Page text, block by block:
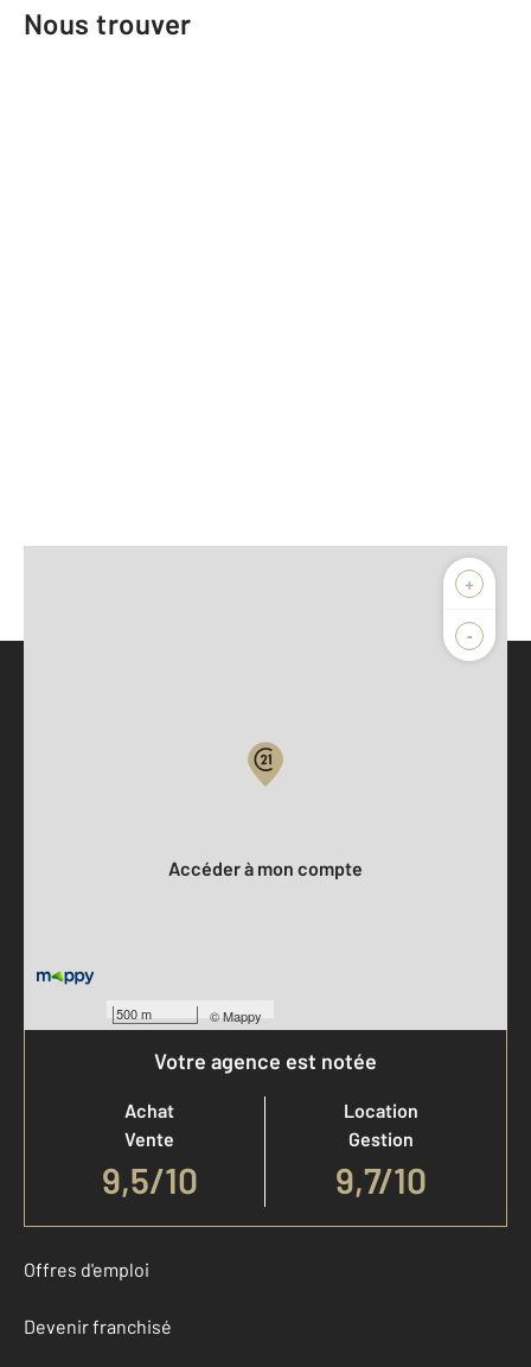
Nous trouver
+
-
500 m ©Mappy
Accéder à mon compte
Votre agence est notée
Achat
Vente
9,5/10
Location
Gestion
9,7/10
Offres d'emploi
Devenir franchisé